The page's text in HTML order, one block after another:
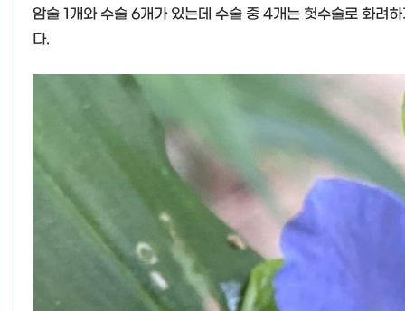
암술 1개와 수술 6개가 있는데 수술 중 4개는 헛수술로 화려
다.